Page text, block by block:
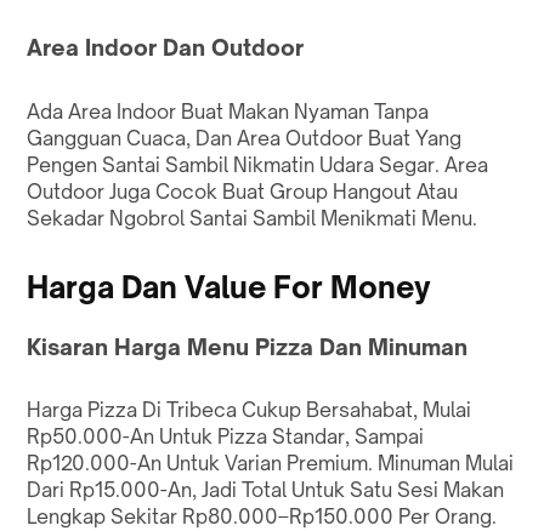
Area Indoor Dan Outdoor
Ada Area Indoor Buat Makan Nyaman Tanpa
Gangguan Cuaca, Dan Area Outdoor Buat Yang
Pengen Santai Sambil Nikmatin Udara Segar. Area
Outdoor Juga Cocok Buat Group Hangout Atau
Sekadar Ngobrol Santai Sambil Menikmati Menu.
Harga Dan Value For Money
Kisaran Harga Menu Pizza Dan Minuman
Harga Pizza Di Tribeca Cukup Bersahabat, Mulai
Rp50.000-An Untuk Pizza Standar, Sampai
Rp120.000-An Untuk Varian Premium. Minuman Mulai
Dari Rp15.000-An, Jadi Total Untuk Satu Sesi Makan
Lengkap Sekitar Rp80.000–Rp150.000 Per Orang.